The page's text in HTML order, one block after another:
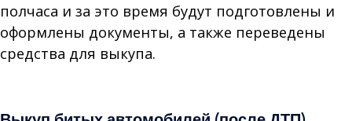
полчаса и за это время будут подготовлены и
оформлены документы, а также переведены
средства для выкупа.